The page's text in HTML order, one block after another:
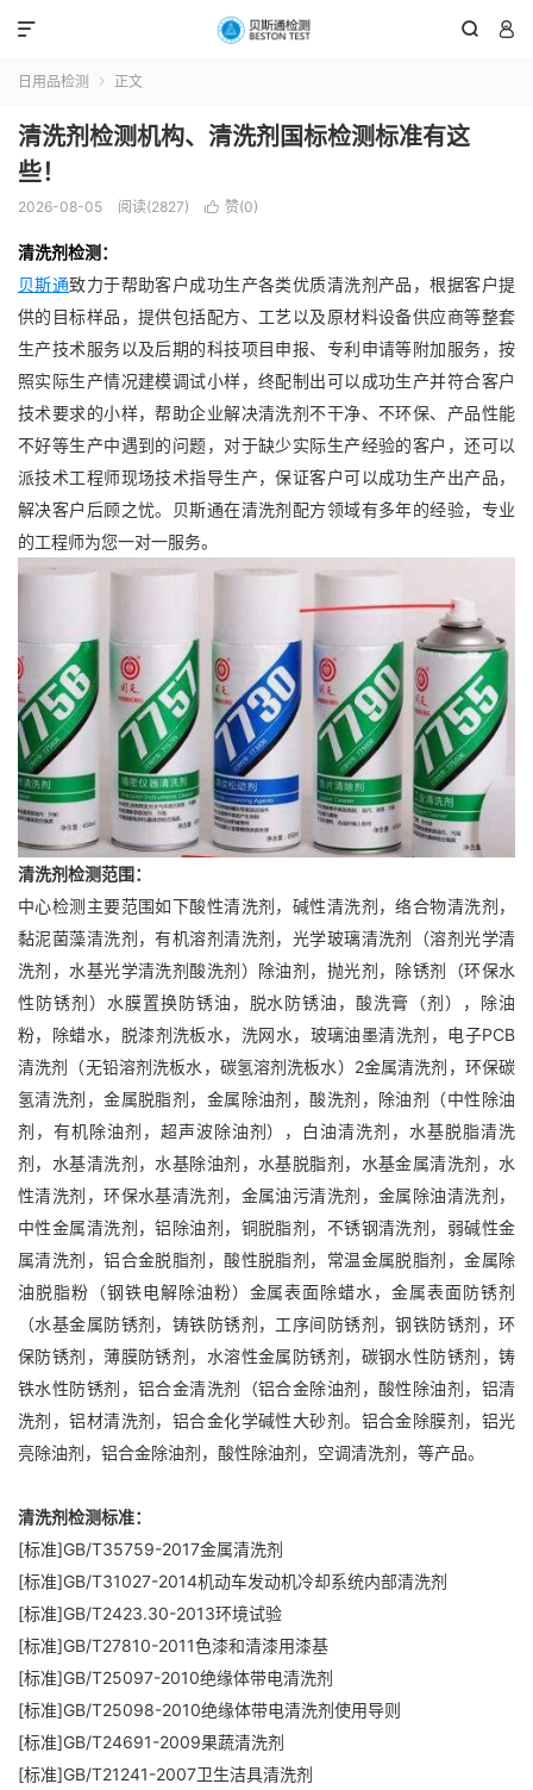
 

日用品检测  正文
清洗剂检测机构、清洗剂国标检测标准有这
些！
2026-08-05 阅读(2827)  赞(0)
清洗剂检测：
贝斯通致力于帮助客户成功生产各类优质清洗剂产品，根据客户提
供的目标样品，提供包括配方、工艺以及原材料设备供应商等整套
生产技术服务以及后期的科技项目申报、专利申请等附加服务，按
照实际生产情况建模调试小样，终配制出可以成功生产并符合客户
技术要求的小样，帮助企业解决清洗剂不干净、不环保、产品性能
不好等生产中遇到的问题，对于缺少实际生产经验的客户，还可以
派技术工程师现场技术指导生产，保证客户可以成功生产出产品，
解决客户后顾之忧。贝斯通在清洗剂配方领域有多年的经验，专业
的工程师为您一对一服务。
清洗剂检测范围：
中心检测主要范围如下酸性清洗剂，碱性清洗剂，络合物清洗剂，
黏泥菌藻清洗剂，有机溶剂清洗剂，光学玻璃清洗剂（溶剂光学清
洗剂，水基光学清洗剂酸洗剂）除油剂，抛光剂，除锈剂（环保水
性防锈剂）水膜置换防锈油，脱水防锈油，酸洗膏（剂），除油
粉，除蜡水，脱漆剂洗板水，洗网水，玻璃油墨清洗剂，电子PCB
清洗剂（无铅溶剂洗板水，碳氢溶剂洗板水）2金属清洗剂，环保碳
氢清洗剂，金属脱脂剂，金属除油剂，酸洗剂，除油剂（中性除油
剂，有机除油剂，超声波除油剂），白油清洗剂，水基脱脂清洗
剂，水基清洗剂，水基除油剂，水基脱脂剂，水基金属清洗剂，水
性清洗剂，环保水基清洗剂，金属油污清洗剂，金属除油清洗剂，
中性金属清洗剂，铝除油剂，铜脱脂剂，不锈钢清洗剂，弱碱性金
属清洗剂，铝合金脱脂剂，酸性脱脂剂，常温金属脱脂剂，金属除
油脱脂粉（钢铁电解除油粉）金属表面除蜡水，金属表面防锈剂
（水基金属防锈剂，铸铁防锈剂，工序间防锈剂，钢铁防锈剂，环
保防锈剂，薄膜防锈剂，水溶性金属防锈剂，碳钢水性防锈剂，铸
铁水性防锈剂，铝合金清洗剂（铝合金除油剂，酸性除油剂，铝清
洗剂，铝材清洗剂，铝合金化学碱性大砂剂。铝合金除膜剂，铝光
亮除油剂，铝合金除油剂，酸性除油剂，空调清洗剂，等产品。
清洗剂检测标准：
[标准]GB/T35759-2017金属清洗剂
[标准]GB/T31027-2014机动车发动机冷却系统内部清洗剂
[标准]GB/T2423.30-2013环境试验
[标准]GB/T27810-2011色漆和清漆用漆基
[标准]GB/T25097-2010绝缘体带电清洗剂
[标准]GB/T25098-2010绝缘体带电清洗剂使用导则
[标准]GB/T24691-2009果蔬清洗剂
[标准]GB/T21241-2007卫生洁具清洗剂